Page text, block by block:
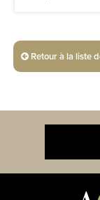
Retour à la liste